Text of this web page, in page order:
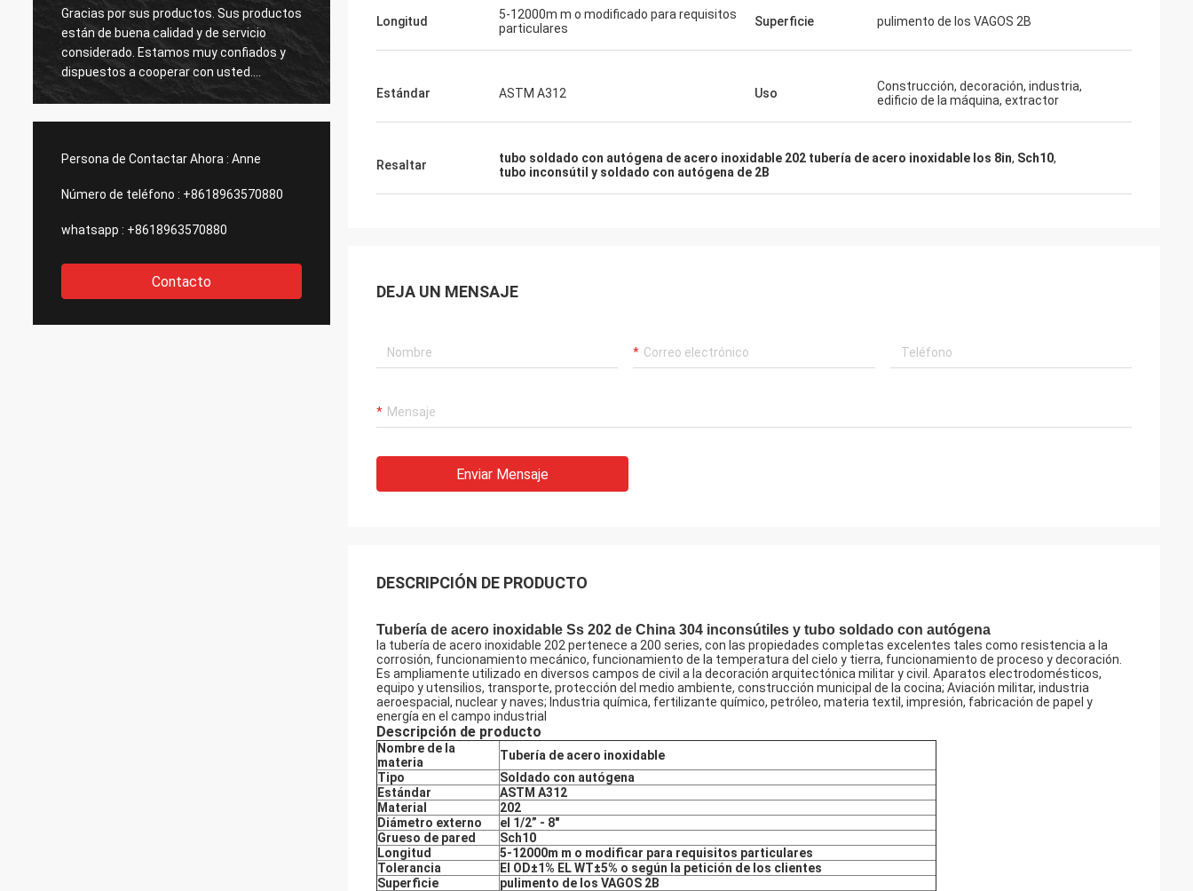
Gracias por sus productos. Sus productos
están de buena calidad y de servicio
considerado. Estamos muy confiados y
dispuestos a cooperar con usted.
Esperamos que haya oportunidades para
Gracias mucho por su servicio sincero. La
calidad de sus productos ha sido siempre
muy buena. Muy nos alivian y esperanza
Persona de Contactar Ahora : Anne
Número de teléfono : +8618963570880
whatsapp : +8618963570880
Contacto
Longitud
5-12000m m o modificado para requisitos
particulares
Superficie pulimento de los VAGOS 2B
Estándar ASTM A312 Uso
Construcción, decoración, industria,
edificio de la máquina, extractor
Resaltar tubo soldado con autógena de acero inoxidable 202 tubería de acero inoxidable los 8in, Sch10,
tubo inconsútil y soldado con autógena de 2B
DEJA UN MENSAJE
Enviar Mensaje
DESCRIPCIÓN DE PRODUCTO
Tubería de acero inoxidable Ss 202 de China 304 inconsútiles y tubo soldado con autógena
la tubería de acero inoxidable 202 pertenece a 200 series, con las propiedades completas excelentes tales como resistencia a la
corrosión, funcionamiento mecánico, funcionamiento de la temperatura del cielo y tierra, funcionamiento de proceso y decoración.
Es ampliamente utilizado en diversos campos de civil a la decoración arquitectónica militar y civil. Aparatos electrodomésticos,
equipo y utensilios, transporte, protección del medio ambiente, construcción municipal de la cocina; Aviación militar, industria
aeroespacial, nuclear y naves; Industria química, fertilizante químico, petróleo, materia textil, impresión, fabricación de papel y
energía en el campo industrial
Descripción de producto
Nombre de la
materia
Tubería de acero inoxidable
Tipo
Soldado con autógena
Estándar
ASTM A312
Material
202
Diámetro externo
el 1/2” - 8"
Grueso de pared
Sch10
Longitud
5-12000m m o modificar para requisitos particulares
Tolerancia
El OD±1% EL WT±5% o según la petición de los clientes
Superficie
pulimento de los VAGOS 2B